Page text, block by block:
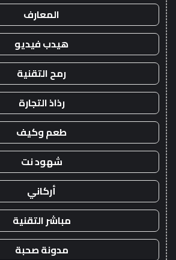
المعارف
هيدب فيديو
رمح التقنية
رذاذ التجارة
طعم وكيف
شهود نت
أركاني
مباشر التقنية
مدونة صحبة